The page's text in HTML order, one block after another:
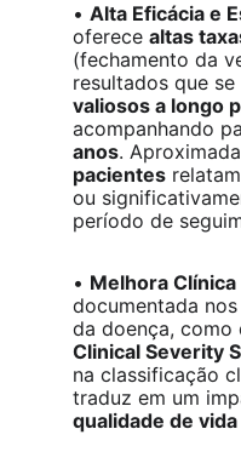
• Alta Eficácia e
oferece altas
(fechamento da
resultados que se
valiosos a longo
acompanhando
anos.
pacientes
ou
período de
• Melhora Clínica
documentada
da doença, como
Clinical Severity
na classificação
traduz em um
qualidade de vida